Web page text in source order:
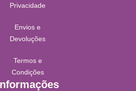
Privacidade
Envios e
Devoluções
Termos e
Condições